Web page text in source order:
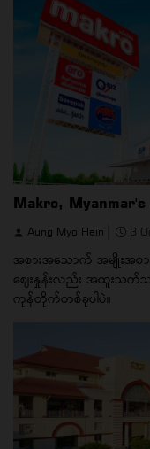
Makro,
Aung Myo Hein 3
အစားအသောက် အမျိုးအ
ဈေးနှုန်းလည်း အထူးသက်
ကုန်တိုက်တစ်ခုပါပဲ။